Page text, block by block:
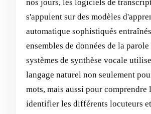
nos jours, les logiciels de
s'appuient sur des modèles
automatique sophistiqués
ensembles de données de la
systèmes de synthèse vocale
langage naturel non seulement
mots, mais aussi pour comprendre
identifier les différents locuteurs